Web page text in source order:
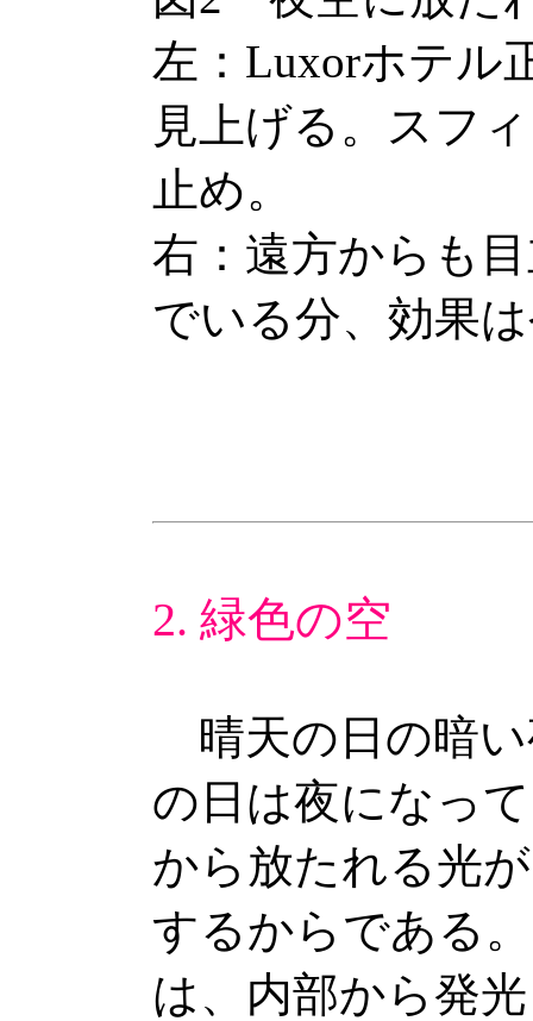
左：Luxorホテル
見上げる。スフ
止め。
右：遠方からも
でいる分、効果
2. 緑色の空
晴天の日の暗い
の日は夜になっ
から放たれる光
するからである
は、内部から発